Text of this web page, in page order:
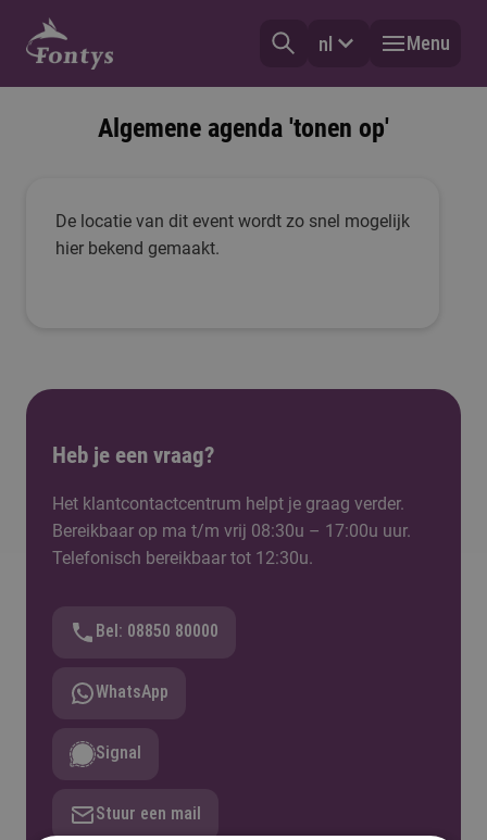
nl Menu
Algemene agenda 'tonen op'
De locatie van dit event wordt zo snel mogelijk
hier bekend gemaakt.
Heb je een vraag?
Het klantcontactcentrum helpt je graag verder.
Bereikbaar op ma t/m vrij 08:30u – 17:00u uur.
Telefonisch bereikbaar tot 12:30u.
Bel: 08850 80000
WhatsApp
Signal
Stuur een mail